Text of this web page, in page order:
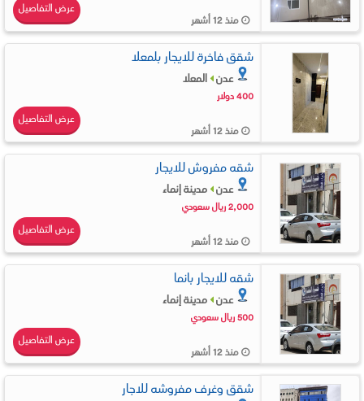
منذ 12 أشهر
عرض التفاصيل
شقق فاخرة للايجار بلمعلا
عدن المعلا
400 دولار
منذ 12 أشهر
عرض التفاصيل
شقه مفروش للايجار
عدن مدينة إنماء
2,000 ريال سعودي
منذ 12 أشهر
عرض التفاصيل
شقه للايجار بانما
عدن مدينة إنماء
500 ريال سعودي
منذ 12 أشهر
عرض التفاصيل
شقق وغرف مفروشه للاجار